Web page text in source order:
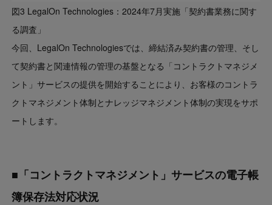
図3 LegalOn Technologies：2024年7月実施「契約書業務に関す
る調査」
今回、LegalOn Technologiesでは、締結済み契約書の管理、そし
て契約書と関連情報の管理の基盤となる「コントラクトマネジメ
ント」サービスの提供を開始することにより、お客様のコントラ
クトマネジメント体制とナレッジマネジメント体制の実現をサポ
ートします。
■「コントラクトマネジメント」サービスの電子帳
簿保存法対応状況